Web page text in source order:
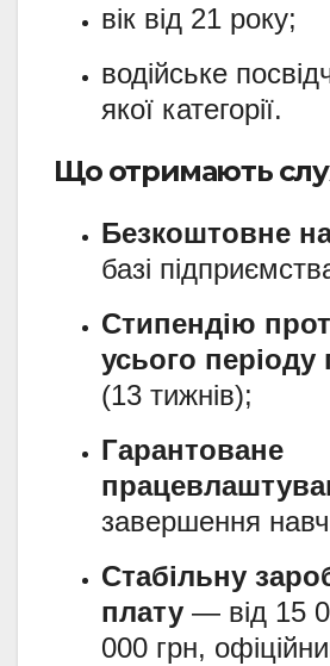
вік від 21 року;
водійське
якої категорії.
Що отримають
Безкоштовне
базі
Стипендію
усього періоду
(13 тижнів);
Гарантоване
завершення
Стабільну
плату — від 15
000 грн,